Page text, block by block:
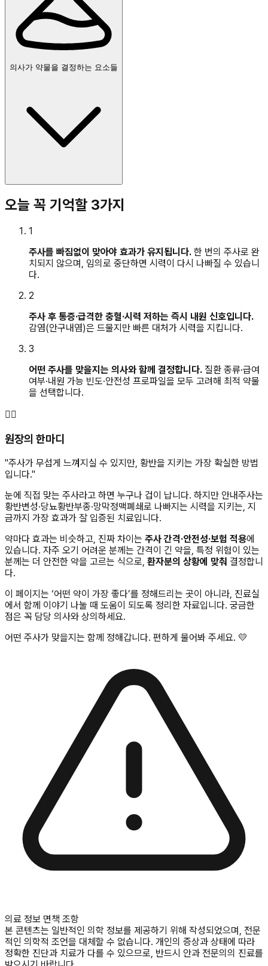
의사가 약물을 결정하는 요소들
오늘 꼭 기억할 3가지
1
주사를 빠짐없이 맞아야 효과가 유지됩니다. 한 번의 주사로 완
치되지 않으며, 임의로 중단하면 시력이 다시 나빠질 수 있습니
다.
2
주사 후 통증·급격한 충혈·시력 저하는 즉시 내원 신호입니다.
감염(안구내염)은 드물지만 빠른 대처가 시력을 지킵니다.
3
어떤 주사를 맞을지는 의사와 함께 결정합니다. 질환 종류·급여
여부·내원 가능 빈도·안전성 프로파일을 모두 고려해 최적 약물
을 선택합니다.
👨‍⚕️
원장의 한마디
"주사가 무섭게 느껴지실 수 있지만, 황반을 지키는 가장 확실한 방법
입니다."
눈에 직접 맞는 주사라고 하면 누구나 겁이 납니다. 하지만 안내주사는
황반변성·당뇨황반부종·망막정맥폐쇄로 나빠지는 시력을 지키는, 지
금까지 가장 효과가 잘 입증된 치료입니다.
약마다 효과는 비슷하고, 진짜 차이는 주사 간격·안전성·보험 적용에
있습니다. 자주 오기 어려운 분께는 간격이 긴 약을, 특정 위험이 있는
분께는 더 안전한 약을 고르는 식으로, 환자분의 상황에 맞춰 결정합니
다.
이 페이지는 ‘어떤 약이 가장 좋다’를 정해드리는 곳이 아니라, 진료실
에서 함께 이야기 나눌 때 도움이 되도록 정리한 자료입니다. 궁금한
점은 꼭 담당 의사와 상의하세요.
어떤 주사가 맞을지는 함께 정해갑니다. 편하게 물어봐 주세요. 💛
의료 정보 면책 조항
본 콘텐츠는 일반적인 의학 정보를 제공하기 위해 작성되었으며, 전문
적인 의학적 조언을 대체할 수 없습니다. 개인의 증상과 상태에 따라
정확한 진단과 치료가 다를 수 있으므로, 반드시 안과 전문의의 진료를